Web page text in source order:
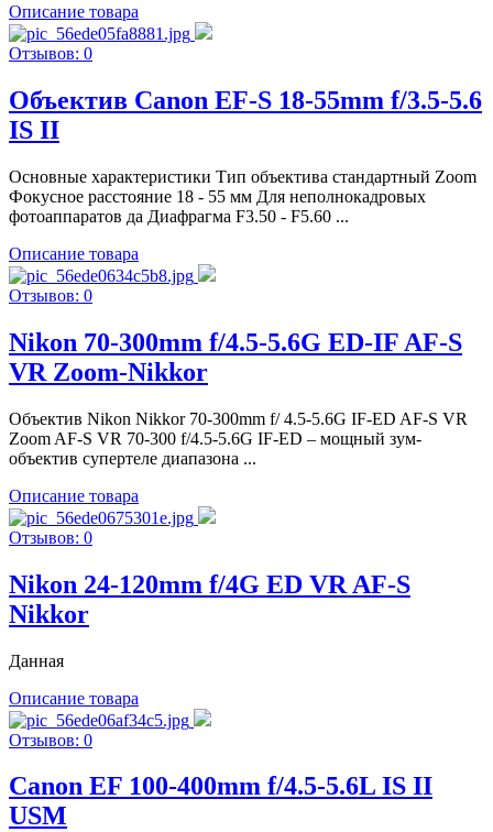
Описание товара
Отзывов: 0
Объектив Canon EF-S 18-55mm f/3.5-5.6
IS II
Основные характеристики Тип объектива стандартный Zoom
Фокусное расстояние 18 - 55 мм Для неполнокадровых
фотоаппаратов да Диафрагма F3.50 - F5.60 ...
Описание товара
Отзывов: 0
Nikon 70-300mm f/4.5-5.6G ED-IF AF-S
VR Zoom-Nikkor
Объектив Nikon Nikkor 70-300mm f/ 4.5-5.6G IF-ED AF-S VR
Zoom AF-S VR 70-300 f/4.5-5.6G IF-ED – мощный зум-
объектив супертеле диапазона ...
Описание товара
Отзывов: 0
Nikon 24-120mm f/4G ED VR AF-S
Nikkor
Данная
Описание товара
Отзывов: 0
Canon EF 100-400mm f/4.5-5.6L IS II
USM